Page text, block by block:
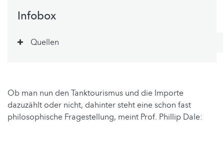
Infobox
Quellen
Ob man nun den Tanktourismus und die Importe
dazuzählt oder nicht, dahinter steht eine schon fast
philosophische Fragestellung, meint Prof. Phillip Dale: